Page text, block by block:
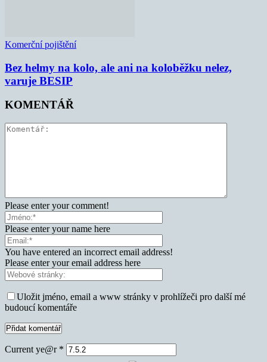
Komerční pojištění
Bez helmy na kolo, ale ani na koloběžku nelez,
varuje BESIP
KOMENTÁŘ
Please enter your comment!
Please enter your name here
You have entered an incorrect email address!
Please enter your email address here
Uložit jméno, email a www stránky v prohlížeči pro další mé
budoucí komentáře
Current ye@r *